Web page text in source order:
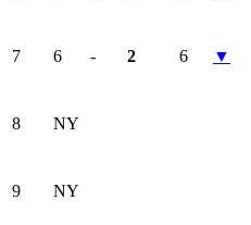
7 6 - 2 6 ▼
8 NY
9 NY